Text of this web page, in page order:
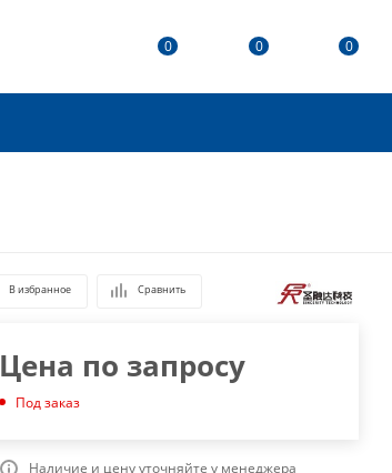
0 0 0
В избранное Сравнить
Цена по запросу
Под заказ
Наличие и цену уточняйте у менеджера